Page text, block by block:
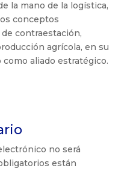
la mano de la logística,
conceptos
contraestación,
agrícola, en su
aliado estratégico.
no será
están